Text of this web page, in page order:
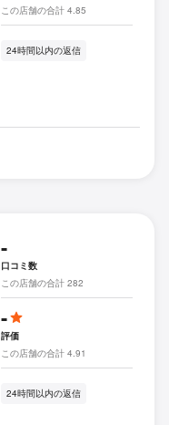
この店舗の合計 4.85
24時間以内の返信
-
口コミ数
この店舗の合計 282
-
評価
この店舗の合計 4.91
24時間以内の返信